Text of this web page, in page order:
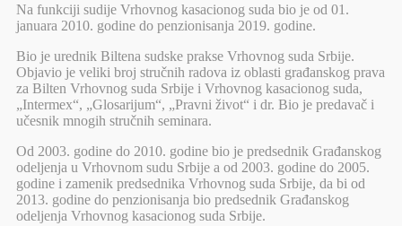
Na funkciji sudije Vrhovnog kasacionog suda bio je od 01.
januara 2010. godine do penzionisanja 2019. godine.
Bio je urednik Biltena sudske prakse Vrhovnog suda Srbije.
Objavio je veliki broj stručnih radova iz oblasti građanskog prava
za Bilten Vrhovnog suda Srbije i Vrhovnog kasacionog suda,
„Intermex“, „Glosarijum“, „Pravni život“ i dr. Bio je predavač i
učesnik mnogih stručnih seminara.
Od 2003. godine do 2010. godine bio je predsednik Građanskog
odeljenja u Vrhovnom sudu Srbije a od 2003. godine do 2005.
godine i zamenik predsednika Vrhovnog suda Srbije, da bi od
2013. godine do penzionisanja bio predsednik Građanskog
odeljenja Vrhovnog kasacionog suda Srbije.